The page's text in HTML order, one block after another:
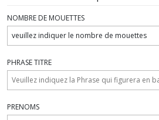
NOMBRE DE MOUETTES
PHRASE TITRE
PRENOMS